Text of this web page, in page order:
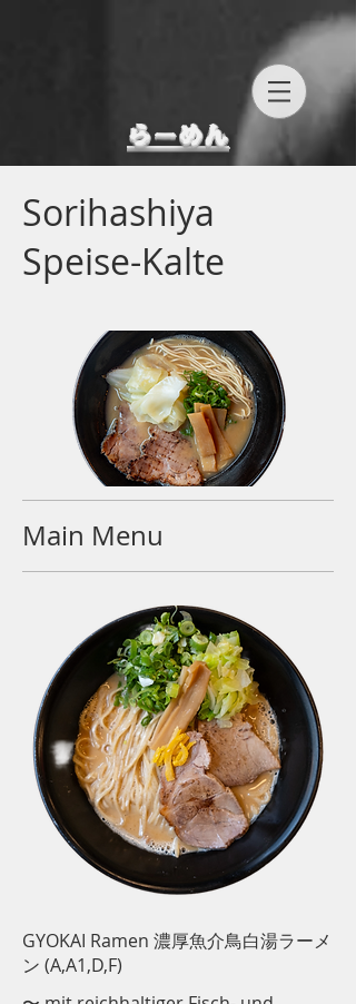
らーめん
Sorihashiya
Speise-Kalte
Main Menu
GYOKAI Ramen 濃厚魚介鳥白湯ラーメ
ン (A,A1,D,F)